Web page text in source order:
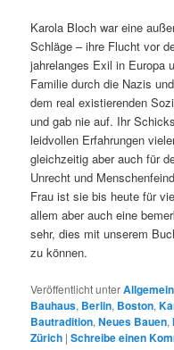
Karola Bloch war eine
Schläge – ihre Flucht vor
jahrelanges Exil in Europa
Familie durch die Nazis
dem real existierenden
und gab nie auf. Ihr
leidvollen Erfahrungen
gleichzeitig aber auch für
Unrecht und
Frau ist sie bis heute für
allem aber auch eine
sehr, dies mit unserem
zu können.
Veröffentlicht unterAllgemein
Bauhaus, Berlin, Boston,
Bautradition,Neues Bauen,
Zürich |Schreibe einen